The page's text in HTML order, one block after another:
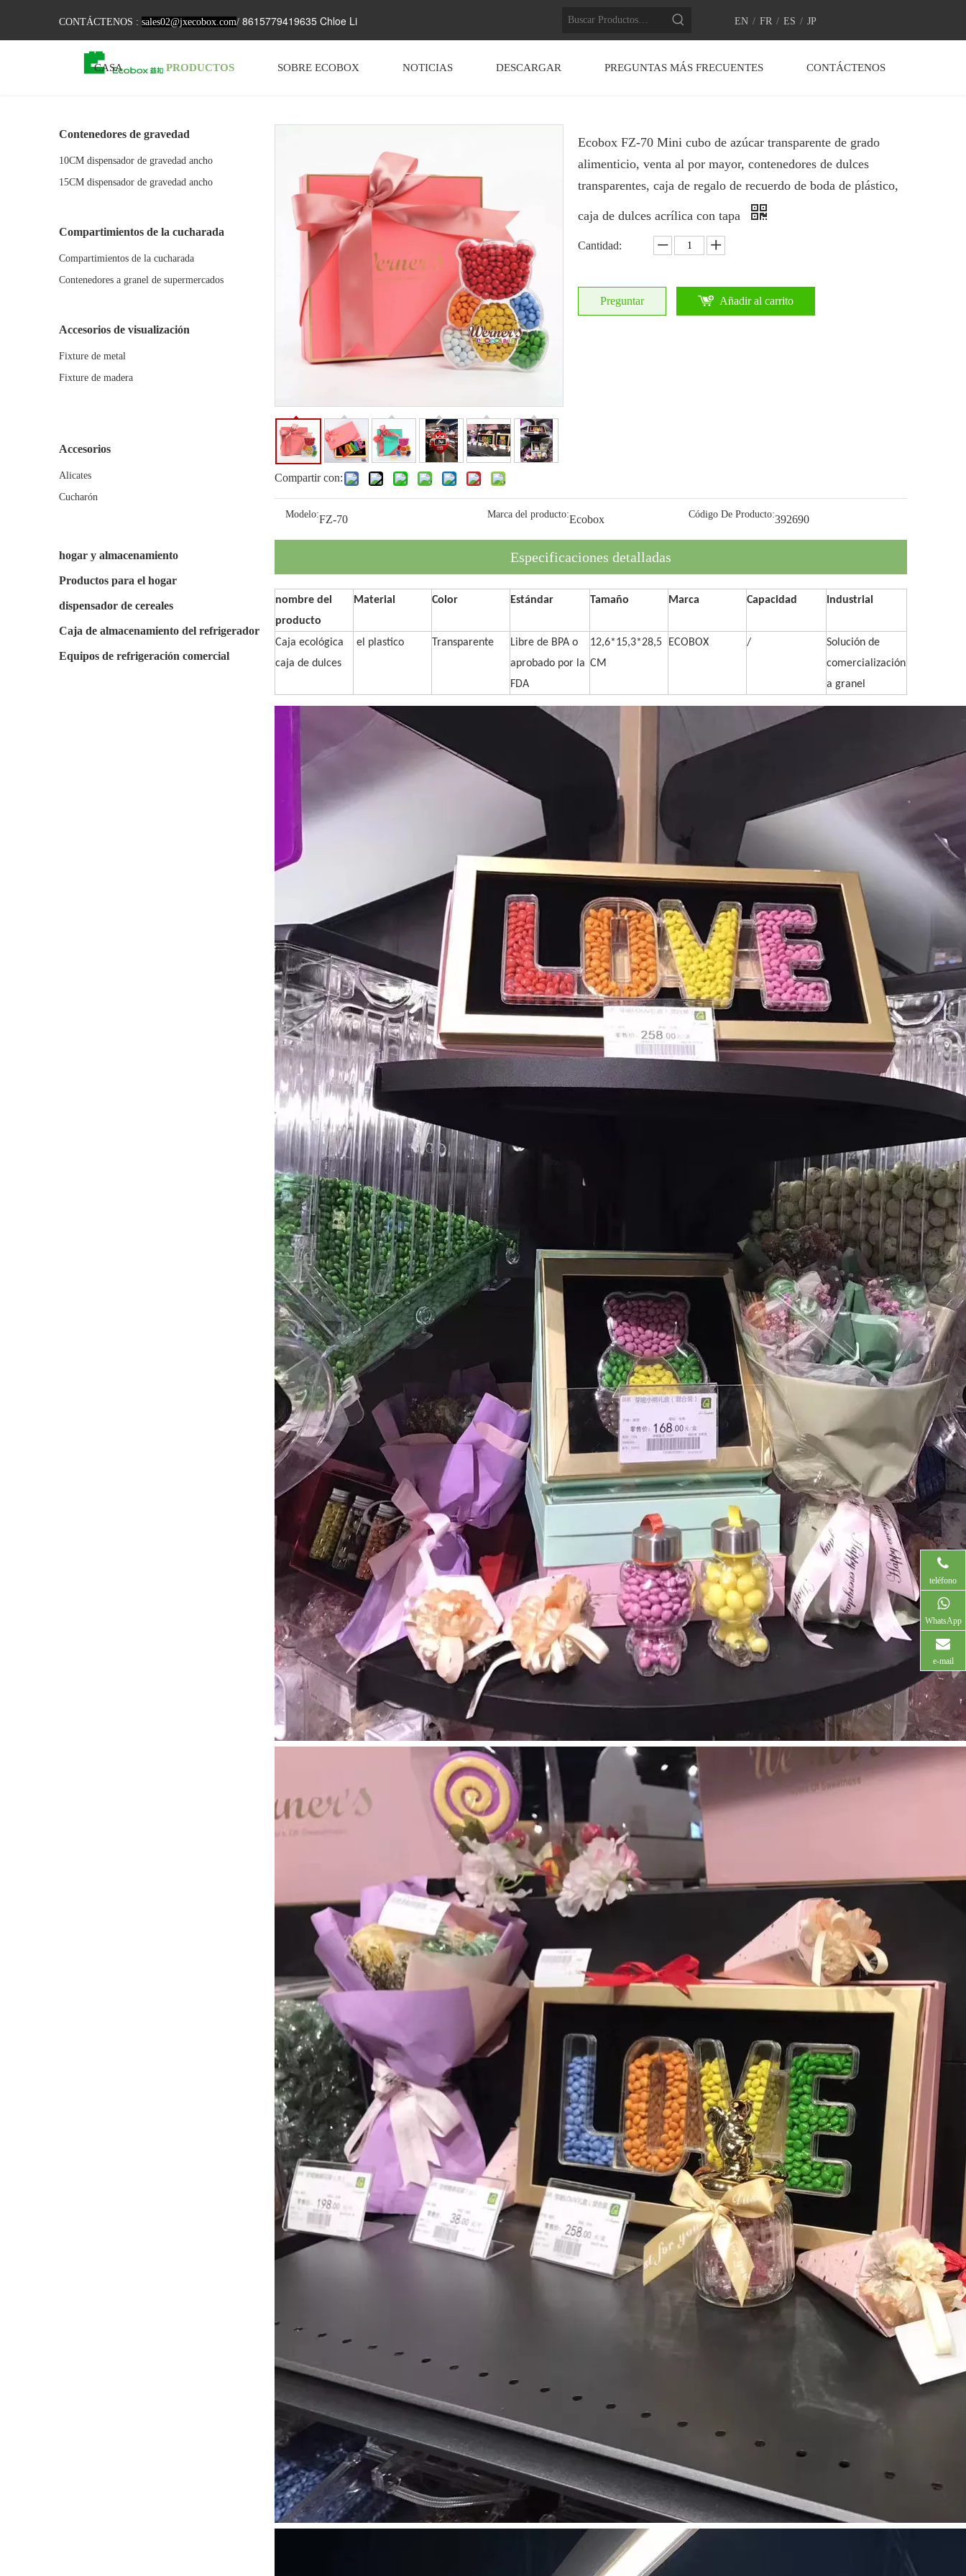
CONTÁCTENOS : sales02@jxecobox.com/ 8615779419635 Chloe Li EN / FR / ES / JP
CASA PRODUCTOS SOBRE ECOBOX NOTICIAS DESCARGAR PREGUNTAS MÁS FRECUENTES CONTÁCTENOS
Contenedores de gravedad
10CM dispensador de gravedad ancho
15CM dispensador de gravedad ancho
Compartimientos de la cucharada
Compartimientos de la cucharada
Contenedores a granel de supermercados
Accesorios de visualización
Fixture de metal
Fixture de madera
Accesorios
Alicates
Cucharón
hogar y almacenamiento
Productos para el hogar
dispensador de cereales
Caja de almacenamiento del refrigerador
Equipos de refrigeración comercial
Compartir con:
Ecobox FZ-70 Mini cubo de azúcar transparente de grado
alimenticio, venta al por mayor, contenedores de dulces
transparentes, caja de regalo de recuerdo de boda de plástico,
caja de dulces acrílica con tapa
Cantidad:
Preguntar Añadir al carrito
Modelo:FZ-70 Marca del producto:Ecobox Código De Producto:392690
Especificaciones detalladas
nombre del
producto
Material Color Estándar Tamaño Marca Capacidad Industrial
Caja ecológica
caja de dulces
el plastico Transparente
Libre de BPA o
aprobado por la
FDA
12,6*15,3*28,5
CM
ECOBOX /
Solución de
comercialización
a granel
teléfono
WhatsApp
e-mail